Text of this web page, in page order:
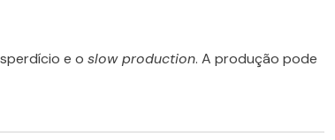
e o slow production. A produção pode